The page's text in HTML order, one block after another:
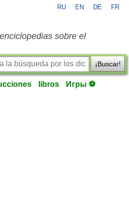
RU EN DE FR
sobre el
¡Buscar!
libros Игры ⚽